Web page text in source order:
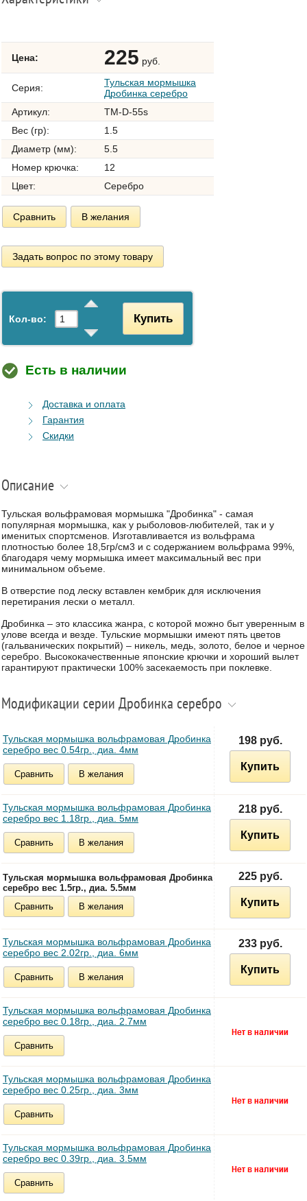
Цена: 225 руб.
Серия:
Тульская мормышка
Дробинка серебро
Артикул:
TM-D-55s
Вес (гр):
1.5
Диаметр (мм):
5.5
Номер крючка:
12
Цвет:
Серебро
Сравнить В желания
Задать вопрос по этому товару
Кол-во: Купить
Есть в наличии
Доставка и оплата
Гарантия
Скидки
Описание
Тульская вольфрамовая мормышка "Дробинка" - самая
популярная мормышка, как у рыболовов-любителей, так и у
именитых спортсменов. Изготавливается из вольфрама
плотностью более 18,5гр/см3 и с содержанием вольфрама 99%,
благодаря чему мормышка имеет максимальный вес при
минимальном объеме.
В отверстие под леску вставлен кембрик для исключения
перетирания лески о металл.
Дробинка – это классика жанра, с которой можно быт уверенным в
улове всегда и везде. Тульские мормышки имеют пять цветов
(гальванических покрытий) – никель, медь, золото, белое и черное
серебро. Высококачественные японские крючки и хороший вылет
гарантируют практически 100% засекаемость при поклевке.
Модификации серии Дробинка серебро
Тульская мормышка вольфрамовая Дробинка
серебро вес 0.54гр., диа. 4мм
Сравнить В желания
198 руб.
Купить
Тульская мормышка вольфрамовая Дробинка
серебро вес 1.18гр., диа. 5мм
Сравнить В желания
218 руб.
Купить
Тульская мормышка вольфрамовая Дробинка
серебро вес 1.5гр., диа. 5.5мм
Сравнить
В желания
225 руб.
Купить
Тульская мормышка вольфрамовая Дробинка
серебро вес 2.02гр., диа. 6мм
Сравнить В желания
233 руб.
Купить
Тульская мормышка вольфрамовая Дробинка
серебро вес 0.18гр., диа. 2.7мм
Сравнить
Тульская мормышка вольфрамовая Дробинка
серебро вес 0.25гр., диа. 3мм
Сравнить
Тульская мормышка вольфрамовая Дробинка
серебро вес 0.39гр., диа. 3.5мм
Сравнить